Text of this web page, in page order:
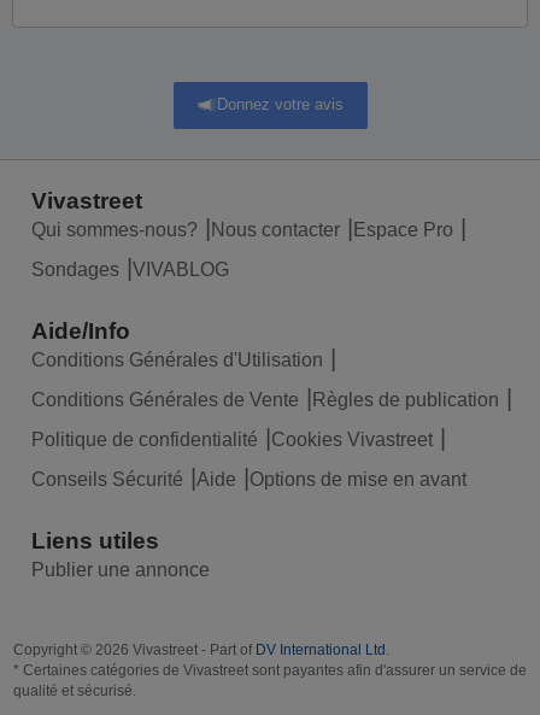
Donnez votre avis
Vivastreet
Qui sommes-nous? Nous contacter
Espace Pro
Sondages
VIVABLOG
Aide/Info
Conditions Générales d'Utilisation
Conditions Générales de Vente
Règles de publication
Politique de confidentialité
Cookies Vivastreet
Conseils Sécurité
Aide Options de mise en avant
Liens utiles
Publier une annonce
Copyright © 2026 Vivastreet - Part of DV International Ltd .
* Certaines catégories de Vivastreet sont payantes afin d'assurer un service de
qualité et sécurisé.